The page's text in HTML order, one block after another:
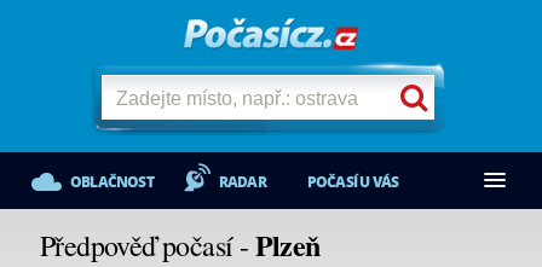
OBLAČNOST RADAR POČASÍ U VÁS
Předpověď počasí -Plzeň